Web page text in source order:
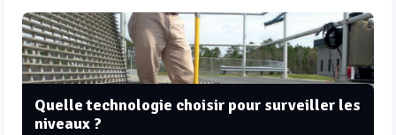
Quelle technologie choisir pour surveiller les
niveaux ?